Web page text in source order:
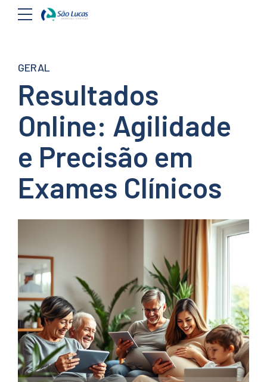
GERAL
Resultados
Online: Agilidade
e Precisão em
Exames Clínicos